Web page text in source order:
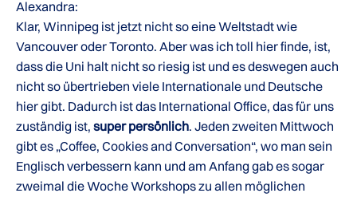
Alexandra:
Klar, Winnipeg ist jetzt nicht so eine Weltstadt wie
Vancouver oder Toronto. Aber was ich toll hier finde, ist,
dass die Uni halt nicht so riesig ist und es deswegen auch
nicht so übertrieben viele Internationale und Deutsche
hier gibt. Dadurch ist das International Office, das für uns
zuständig ist, super persönlich. Jeden zweiten Mittwoch
gibt es „Coffee, Cookies and Conversation“, wo man sein
Englisch verbessern kann und am Anfang gab es sogar
zweimal die Woche Workshops zu allen möglichen